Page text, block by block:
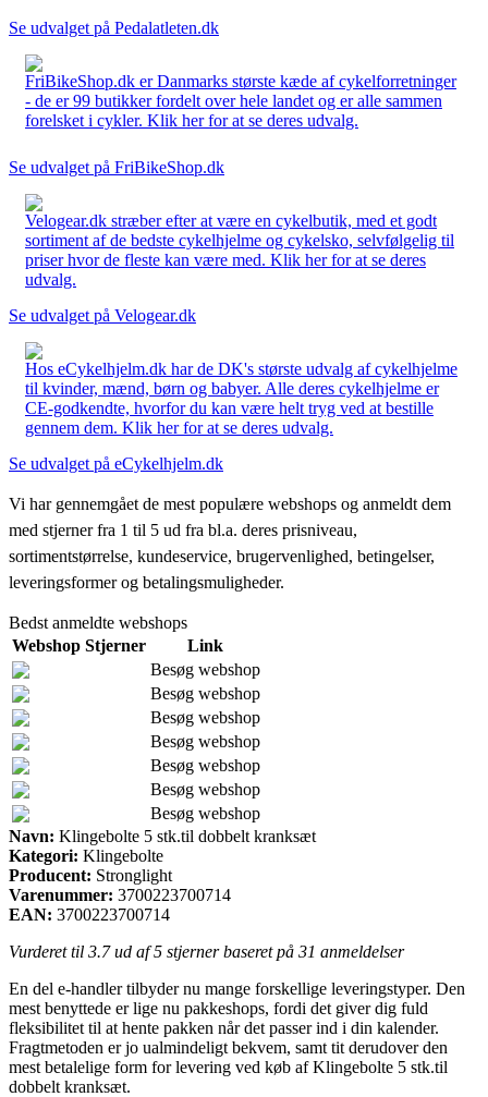
Se udvalget på Pedalatleten.dk
FriBikeShop.dk er Danmarks største kæde af cykelforretninger
- de er 99 butikker fordelt over hele landet og er alle sammen
forelsket i cykler. Klik her for at se deres udvalg.
Se udvalget på FriBikeShop.dk
Velogear.dk stræber efter at være en cykelbutik, med et godt
sortiment af de bedste cykelhjelme og cykelsko, selvfølgelig til
priser hvor de fleste kan være med. Klik her for at se deres
udvalg.
Se udvalget på Velogear.dk
Hos eCykelhjelm.dk har de DK's største udvalg af cykelhjelme
til kvinder, mænd, børn og babyer. Alle deres cykelhjelme er
CE-godkendte, hvorfor du kan være helt tryg ved at bestille
gennem dem. Klik her for at se deres udvalg.
Se udvalget på eCykelhjelm.dk
Vi har gennemgået de mest populære webshops og anmeldt dem
med stjerner fra 1 til 5 ud fra bl.a. deres prisniveau,
sortimentstørrelse, kundeservice, brugervenlighed, betingelser,
leveringsformer og betalingsmuligheder.
Bedst anmeldte webshops
Webshop Stjerner
Link
Besøg webshop
Besøg webshop
Besøg webshop
Besøg webshop
Besøg webshop
Besøg webshop
Besøg webshop
Navn: Klingebolte 5 stk.til dobbelt kranksæt
Kategori: Klingebolte
Producent: Stronglight
Varenummer: 3700223700714
EAN: 3700223700714
Vurderet til 3.7ud af 5 stjerner baseret på 31 anmeldelser
En del e-handler tilbyder nu mange forskellige leveringstyper. Den
mest benyttede er lige nu pakkeshops, fordi det giver dig fuld
fleksibilitet til at hente pakken når det passer ind i din kalender.
Fragtmetoden er jo ualmindeligt bekvem, samt tit derudover den
mest betalelige form for levering ved køb af Klingebolte 5 stk.til
dobbelt kranksæt.